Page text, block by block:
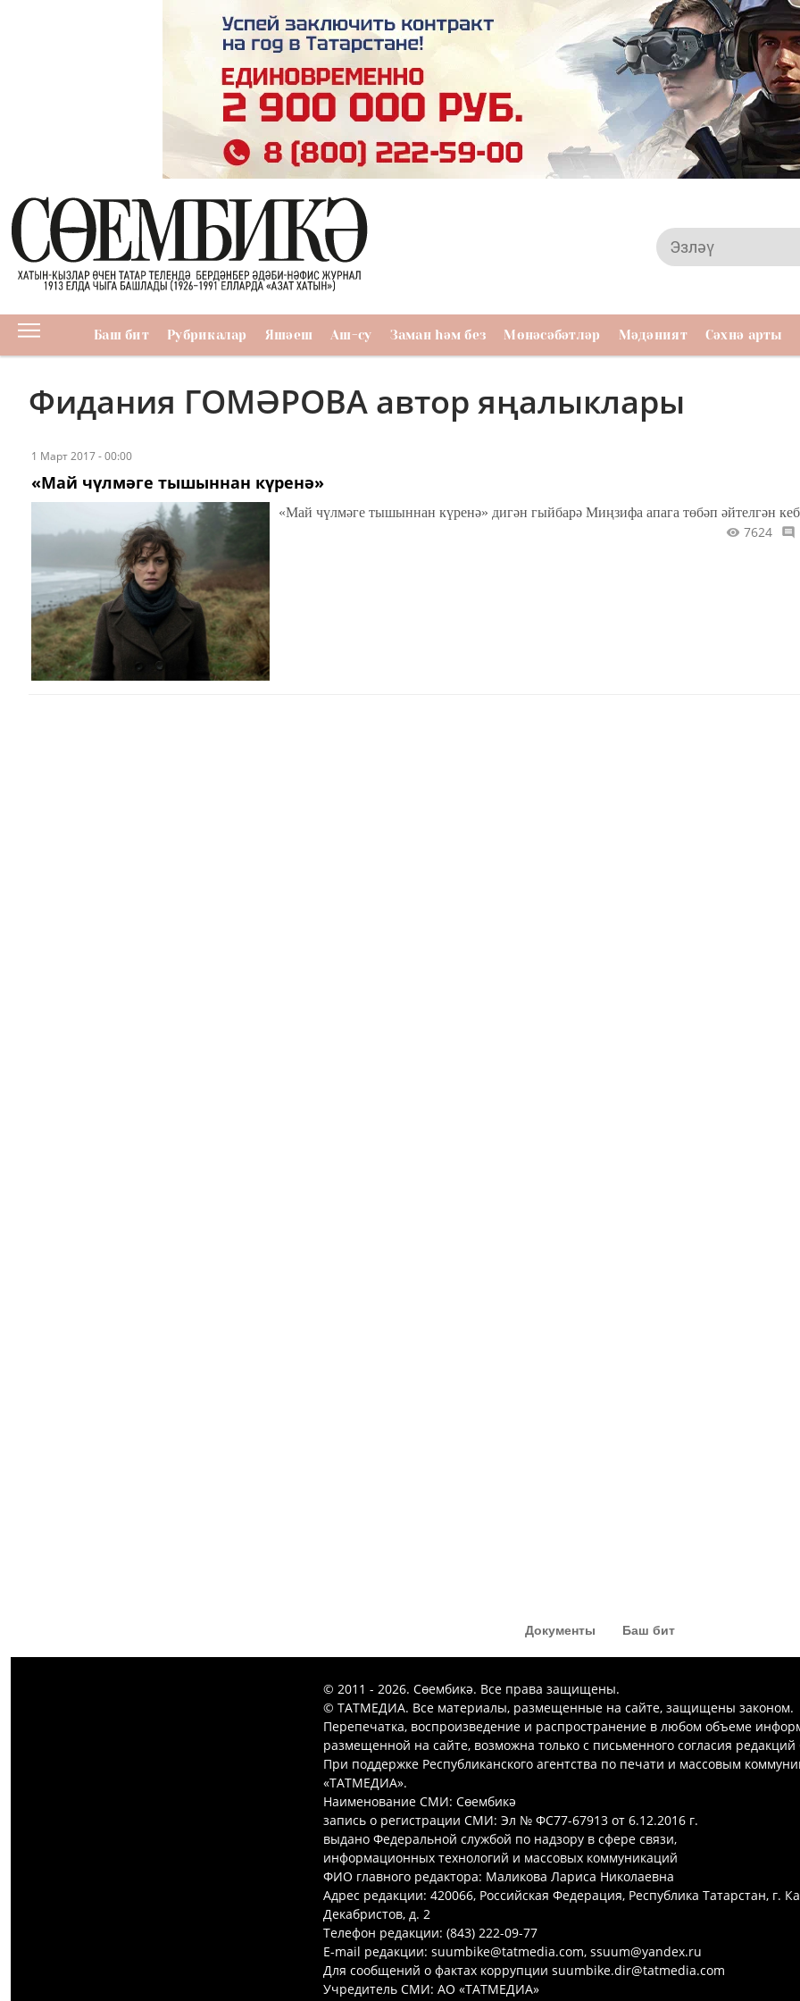
Баш бит Рубрикалар Яшәеш Аш-су Заман һәм без Мөнәсәбәтләр Мәдәният Сәхнә арты
Фидания ГОМӘРОВА автор яңалыклары
1 Март 2017 - 00:00
«Май чүлмәге тышыннан күренә»
«Май чүлмәге тышыннан күренә» дигән гыйбарә Миңзифа апага төбәп әйтелгән
7624
Документы Баш бит
© 2011 - 2026. Сөембикә. Все права защищены.
© ТАТМЕДИА. Все материалы, размещенные на сайте, защищены законом.
Перепечатка, воспроизведение и распространение в любом объеме
размещенной на сайте, возможна только с письменного согласия
При поддержке Республиканского агентства по печати и массовым
«ТАТМЕДИА».
Наименование СМИ: Сөембикә
запись о регистрации СМИ: Эл № ФС77-67913 от 6.12.2016 г.
выдано Федеральной службой по надзору в сфере связи,
информационных технологий и массовых коммуникаций
ФИО главного редактора: Маликова Лариса Николаевна
Адрес редакции: 420066, Российская Федерация, Республика Татарстан, г.
Декабристов, д. 2
Телефон редакции: (843) 222-09-77
E-mail редакции: suumbike@tatmedia.com, ssuum@yandex.ru
Для сообщений о фактах коррупции suumbike.dir@tatmedia.com
Учредитель СМИ: АО «ТАТМЕДИА»